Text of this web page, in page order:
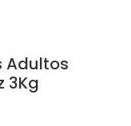
Adultos
3Kg